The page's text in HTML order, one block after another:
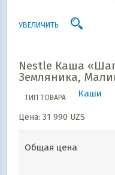
УВЕЛИЧИТЬ
Nestle Каша
Земляника,
ТИП ТОВАРА Каши
Цена: 31 990 UZS
Общая цена